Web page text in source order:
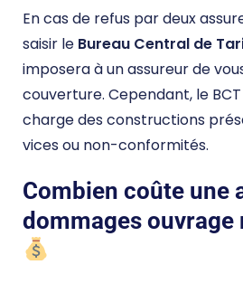
En cas de refus par deux
saisir le Bureau Central de
imposera à un assureur de
couverture. Cependant, le
charge des constructions
vices ou non-conformités.
Combien coûte une
dommages ouvrage